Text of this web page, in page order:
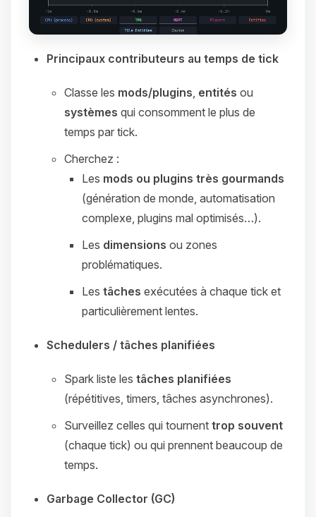
Principaux contributeurs au temps de tick
Classe les mods/plugins entités ou
systèmes qui consomment le plus de
temps par tick.
Cherchez :
Les mods ou plugins très gourmands
(génération de monde, automatisation
complexe, plugins mal optimisés…).
Les dimensions ou zones
problématiques.
Les tâches exécutées à chaque tick et
particulièrement lentes.
Schedulers / tâches planifiées
Spark liste les tâches planifiées
(répétitives, timers, tâches asynchrones).
Surveillez celles qui tournent trop souvent
(chaque tick) ou qui prennent beaucoup de
temps.
Garbage Collector (GC)